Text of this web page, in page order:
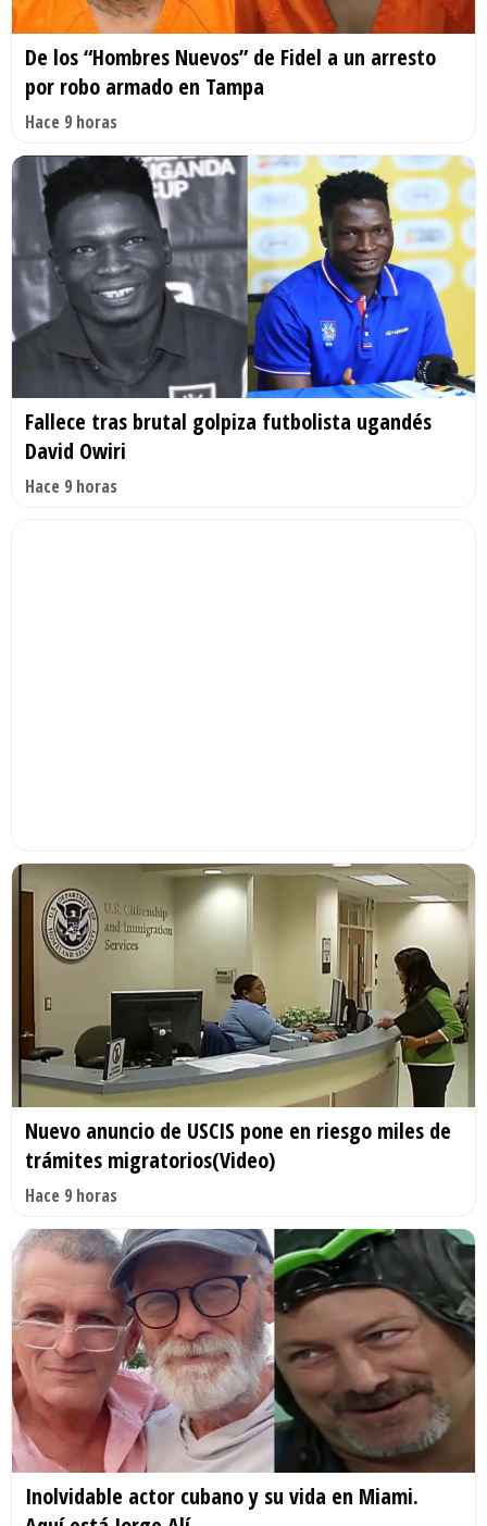
De los “Hombres Nuevos” de Fidel a un arresto
por robo armado en Tampa
Hace 9 horas
Fallece tras brutal golpiza futbolista ugandés
David Owiri
Hace 9 horas
Nuevo anuncio de USCIS pone en riesgo miles de
trámites migratorios(Video)
Hace 9 horas
Inolvidable actor cubano y su vida en Miami.